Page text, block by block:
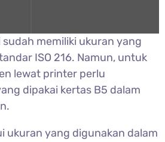
sudah memiliki ukuran yang
ISO 216. Namun, untuk
lewat printer perlu
dipakai kertas B5 dalam
ukuran yang digunakan dalam